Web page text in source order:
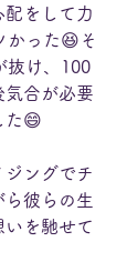
配をして力
かった😆そ
抜け、100
気合が必要
た😄
ジングでチ
ら彼らの生
を馳せて